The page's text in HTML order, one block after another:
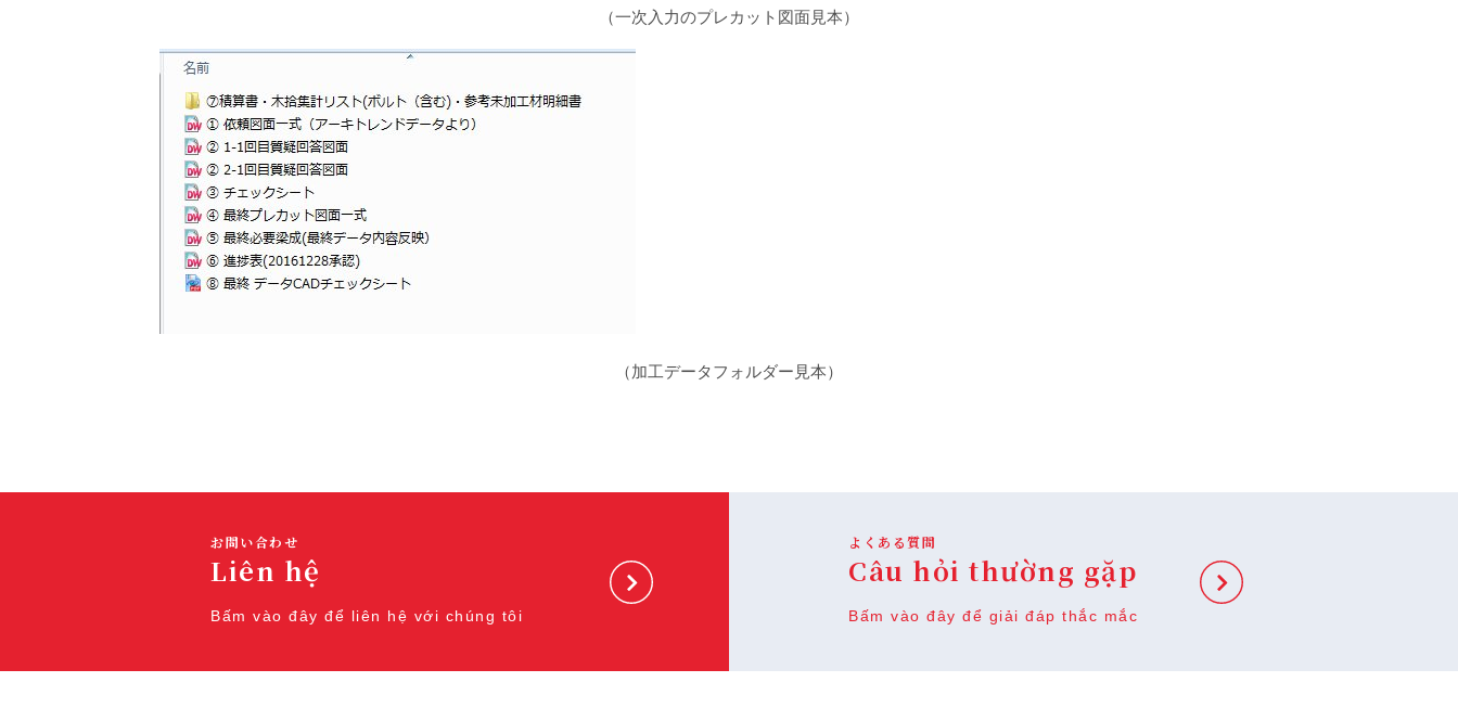
（一次入力のプレカット図面見本）
（加工データフォルダー見本）
お問い合わせ
Liên hệ
Bấm vào đây để liên hệ với chúng tôi
よくある質問
Câu hỏi thường gặp
Bấm vào đây để giải đáp thắc mắc